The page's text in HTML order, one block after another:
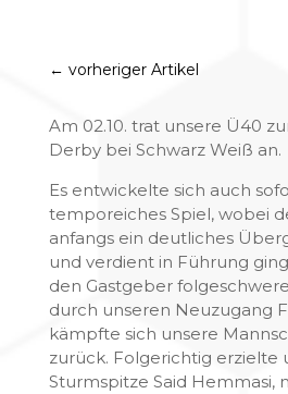
← vorheriger Artikel
Am 02.10. trat unsere Ü40
Derby bei Schwarz Weiß an.
Es entwickelte sich auch
temporeiches Spiel, wobei
anfangs ein deutliches
und verdient in Führung
den Gastgeber
durch unseren Neuzugang
kämpfte sich unsere
zurück. Folgerichtig erzielte
Sturmspitze Said Hemmasi,